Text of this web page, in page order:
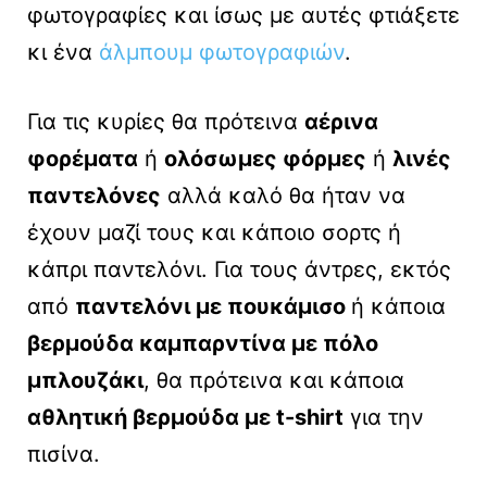
φωτογραφίες και ίσως με αυτές φτιάξετε
κι ένα άλμπουμ φωτογραφιών.
Για τις κυρίες θα πρότεινα αέρινα
φορέματα ή ολόσωμες φόρμες ή λινές
παντελόνες αλλά καλό θα ήταν να
έχουν μαζί τους και κάποιο σορτς ή
κάπρι παντελόνι. Για τους άντρες, εκτός
από παντελόνι με πουκάμισο ή κάποια
βερμούδα καμπαρντίνα με πόλο
μπλουζάκι, θα πρότεινα και κάποια
αθλητική βερμούδα με t-shirt για την
πισίνα.